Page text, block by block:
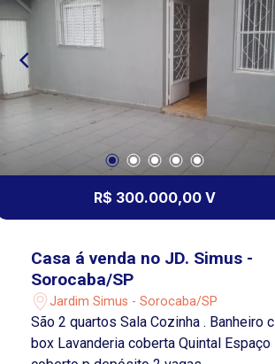
R$ 300.000,00 V
Casa á venda no JD. Simus -
Sorocaba/SP
Jardim Simus - Sorocaba/SP
São 2 quartos Sala Cozinha . Banheiro c
box Lavanderia coberta Quintal Espaço